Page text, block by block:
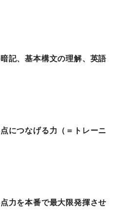
記、基本構文の理解、英語
につなげる力（＝トレーニ
力を本番で最大限発揮させ